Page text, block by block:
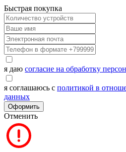
Быстрая покупка
я даю согласие на обработку
я соглашаюсь с политикой в
данных
Оформить
Отменить